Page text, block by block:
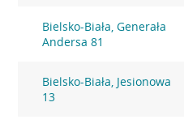
Bielsko-Biała, Generała
Andersa 81
Bielsko-Biała, Jesionowa
13